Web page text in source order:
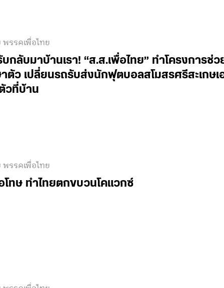
พรรคเพื่อไทย
กลับมาบ้านเรา! “ส.ส.เพื่อไทย” ทำโครงการช่
ตัว เปลี่ยนรถรับส่งนักฟุตบอลสโมสรศรีสะเกษ
วที่บ้าน
พรรคเพื่อไทย
ทษ ทำไทยตกขบวนโคแวกซ์